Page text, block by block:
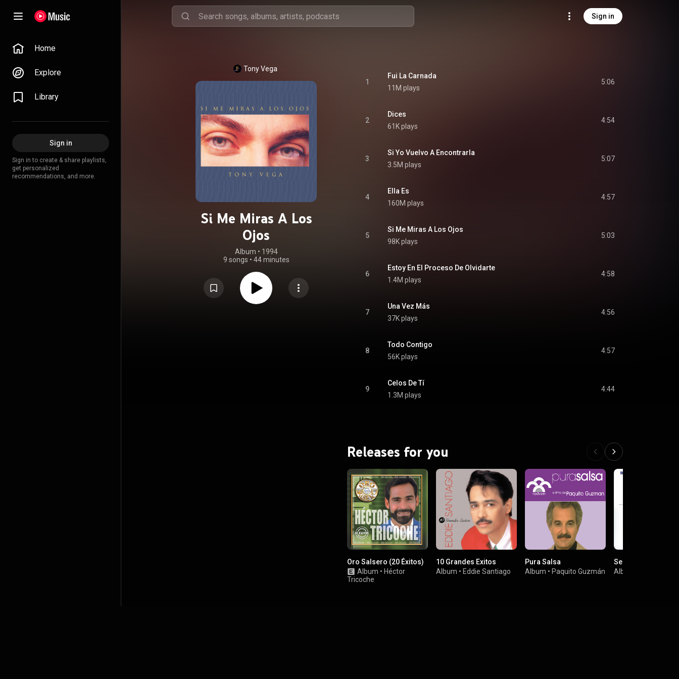
Sign in
Home
Explore
Library
Sign in
Sign in to create & share playlists,
get personalized
recommendations, and more.
Tony Vega
Si Me Miras A Los
Ojos
Album • 1994
9 songs • 44 minutes
1
Fui La Carnada
11M plays
5:06
2
Dices
61K plays
4:54
3
Si Yo Vuelvo A Encontrarla
3.5M plays
5:07
4
Ella Es
160M plays
4:57
5
Si Me Miras A Los Ojos
98K plays
5:03
6
Estoy En El Proceso De Olvidarte
1.4M plays
4:58
7
Una Vez Más
37K plays
4:56
8
Todo Contigo
56K plays
4:57
9
Celos De Tí
1.3M plays
4:44
Releases for you
Oro Salsero (20 Éxitos)
Album • Héctor
Tricoche
10 Grandes Exitos
Album • Eddie Santiago
Pura Salsa
Album • Paquito Guzmán
Serie Sensacional
Album